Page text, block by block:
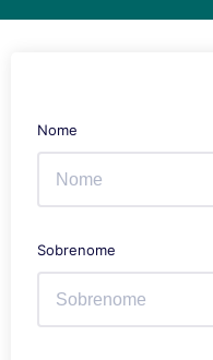
Nome
Sobrenome